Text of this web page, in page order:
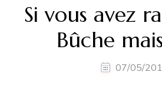
Si vous avez
Bûche
07/05/